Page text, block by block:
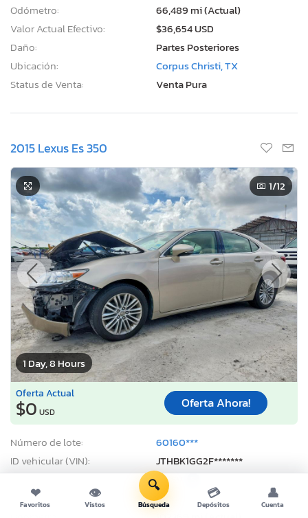
Odómetro:
66,489 mi (Actual)
Valor Actual Efectivo:
$36,654 USD
Daño:
Partes Posteriores
Ubicación:
Corpus Christi, TX
Status de Venta:
Venta Pura
2015 Lexus Es 350
1 Day, 8 Hours
1/12
Oferta Actual
$0 USD
Oferta Ahora!
Número de lote:
60160***
ID vehicular (VIN):
JTHBK1GG2F*******
TX SV
Fecha de Venta:
08/11/2026
❤
Favoritos
👁
Vistos
🔍
Búsqueda
💳
Depósitos
👤
Cuenta